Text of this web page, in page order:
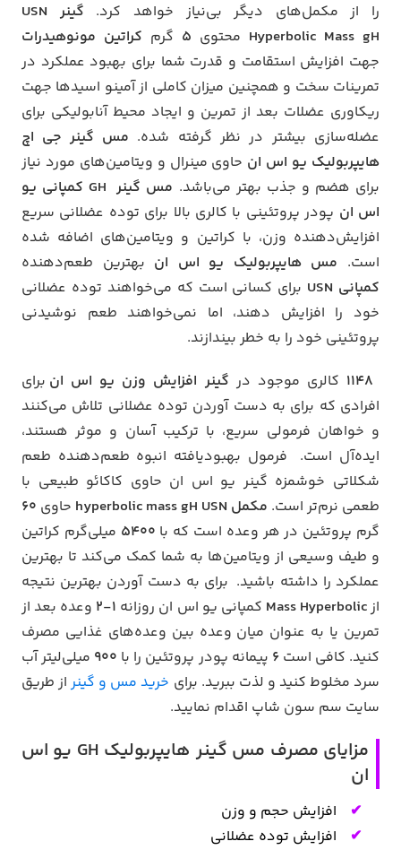
را از مکمل‌های دیگر بی‌نیاز خواهد کرد.
گینر USN
Hyperbolic Mass gH محتوی 5 گرم کراتین مونوهیدرات
جهت افزایش استقامت و قدرت شما برای بهبود عملکرد در
تمرینات سخت و همچنین میزان کاملی از آمینو اسیدها جهت
ریکاوری عضلات بعد از تمرین و ایجاد محیط آنابولیکی برای
عضله‌سازی بیشتر در نظر گرفته شده. مس گینر جی اچ
هایپربولیک یو اس ان حاوی مینرال و ویتامین‌های مورد نیاز
برای هضم و جذب بهتر می‌باشد.
مس گینر GH کمپانی یو
اس ان پودر پروتئینی با کالری بالا برای توده عضلانی سریع
افزایش‌دهنده وزن، با کراتین و ویتامین‌های اضافه شده
است. مس هایپربولیک یو اس ان بهترین طعم‌دهنده
کمپانی USN
برای کسانی است که می‌خواهند توده عضلانی
خود را افزایش دهند، اما نمی‌خواهند طعم نوشیدنی
پروتئینی خود را به خطر بیندازند.
1148 کالری موجود در گینر افزایش وزن یو اس ان برای
افرادی که برای به دست آوردن توده عضلانی تلاش می‌کنند
و خواهان فرمولی سریع، با ترکیب آسان و موثر هستند،
ایده‌آل است. فرمول بهبودیافته انبوه طعم‌دهنده طعم
شکلاتی خوشمزه گینر یو اس ان حاوی کاکائو طبیعی با
طعمی نرم‌تر است. مکمل hyperbolic mass gH USN حاوی 60
گرم پروتئین در هر وعده است که با 5400 میلی‌گرم کراتین
و طیف وسیعی از ویتامین‌ها به شما کمک می‌کند تا بهترین
عملکرد را داشته باشید. برای به دست آوردن بهترین نتیجه
ازMass Hyperbolic کمپانی یو اس ان روزانه 1-2
وعده بعد از
تمرین یا به عنوان میان وعده بین وعده‌های غذایی مصرف
کنید. کافی است6 پیمانه پودر پروتئین را با 900 میلی‌لیتر آب
سرد مخلوط کنید و لذت ببرید. برای خرید مس و گینراز طریق
سایت سم سون شاپ اقدام نمایید.
مزایای مصرف مس گینر هایپربولیک GH یو اس
ان
افزایش حجم و وزن
افزایش توده عضلانی